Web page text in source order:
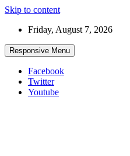
Skip to content
Friday, August 7, 2026
Responsive Menu
Facebook
Twitter
Youtube